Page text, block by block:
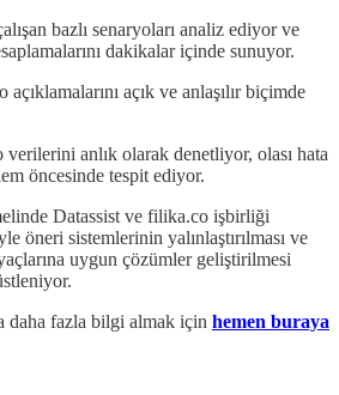
bazlı senaryoları analiz ediyor ve
dakikalar içinde sunuyor.
açıklamalarını açık ve anlaşılır biçimde
verilerini anlık olarak denetliyor, olası hata
öncesinde tespit ediyor.
Datassist ve filika.co işbirliği
öneri sistemlerinin yalınlaştırılması ve
uygun çözümler geliştirilmesi
daha fazla bilgi almak için hemen buraya